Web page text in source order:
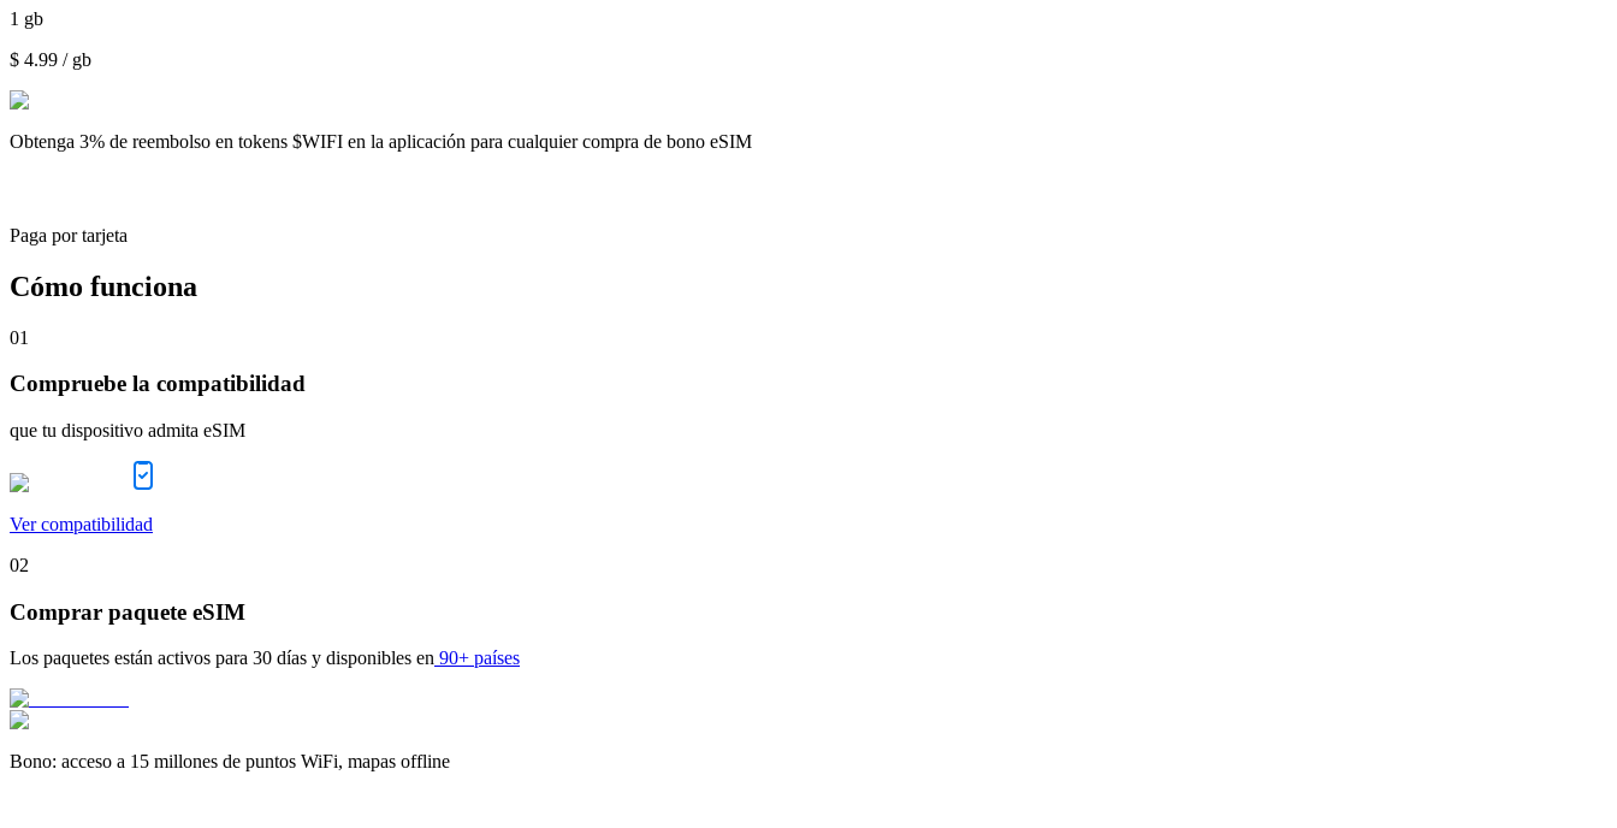
1 gb
$ 4.99 / gb
Obtenga 3% de reembolso en tokens $WIFI en la aplicación para cualquier compra de bono eSIM
Paga por tarjeta
Cómo funciona
01
Compruebe la compatibilidad
que tu dispositivo admita eSIM
Ver compatibilidad
02
Comprar paquete eSIM
Los paquetes están activos para 30 días y disponibles en 90+ países
Bono: acceso a 15 millones de puntos WiFi, mapas offline